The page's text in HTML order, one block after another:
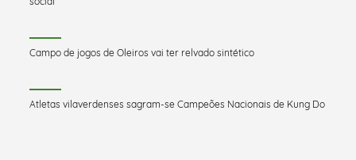
Campo de jogos de Oleiros vai ter relvado sintético
Atletas vilaverdenses sagram-se Campeões Nacionais de Kung Do